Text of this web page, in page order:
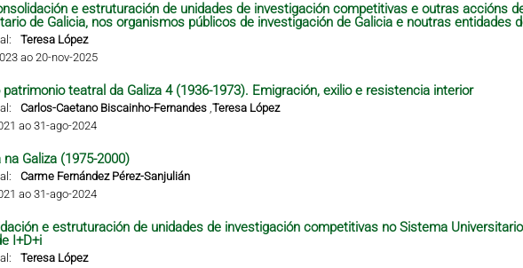
e estruturación de unidades de investigación competitivas e outras accións
de Galicia, nos organismos públicos de investigación de Galicia e noutras entidades
Teresa López
ao 20-nov-2025
teatral da Galiza 4 (1936-1973). Emigración, exilio e resistencia interior
Carlos-Caetano Biscainho-Fernandes,Teresa López
ao 31-ago-2024
Galiza (1975-2000)
Carme Fernández Pérez-Sanjulián
ao 31-ago-2024
e estruturación de unidades de investigación competitivas no Sistema
I+D+i
Teresa López